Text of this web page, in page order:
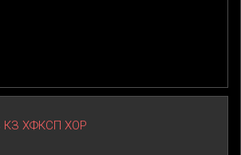
КЗ ХФКСП ХОР